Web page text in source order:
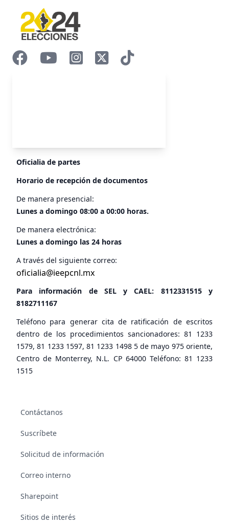
Oficialia de partes
Horario de recepción de documentos
De manera presencial:
Lunes a domingo 08:00 a 00:00 horas.
De manera electrónica:
Lunes a domingo las 24 horas
A través del siguiente correo:
oficialia@ieepcnl.mx
Para información de SEL y CAEL: 8112331515y
8182711167
Teléfono para generar cita de ratificación de escritos
dentro de los procedimientos sancionadores: 81 1233
1579, 81 1233 1597, 81 1233 1498 5 de mayo 975 oriente,
Centro de Monterrey, N.L. CP 64000 Teléfono: 81 1233
1515
Contáctanos
Suscríbete
Solicitud de información
Correo interno
Sharepoint
Sitios de interés